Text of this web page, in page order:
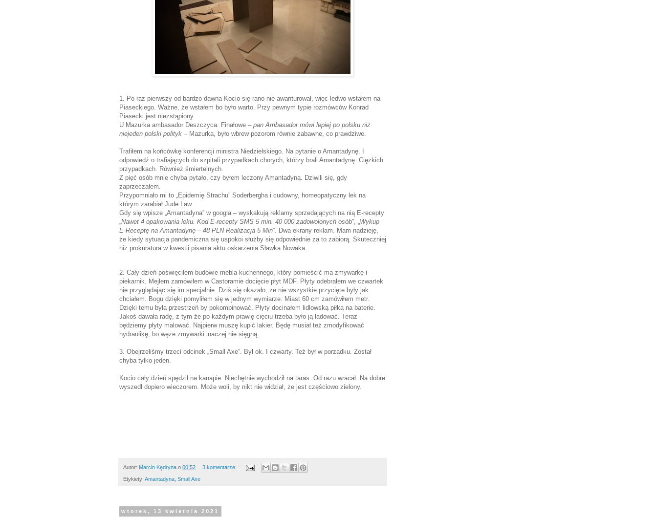
1. Po raz pierwszy od bardzo dawna Kocio się rano nie awanturował, więc ledwo wstałem na
Piaseckiego. Ważne, że wstałem bo było warto. Przy pewnym typie rozmówców Konrad
Piasecki jest niezstąpiony.
U Mazurka ambasador Deszczyca. Finałowe – pan Ambasador mówi lepiej po polsku niż
niejeden polski polityk – Mazurka, było wbrew pozorom równie zabawne, co prawdziwe.
Trafiłem na końcówkę konferencji ministra Niedzielskiego. Na pytanie o Amantadynę. I
odpowiedź o trafiających do szpitali przypadkach chorych, którzy brali Amantadynę. Ciężkich
przypadkach. Również śmiertelnych.
Z pięć osób mnie chyba pytało, czy byłem leczony Amantadyną. Dziwili się, gdy
zaprzeczałem.
Przypomniało mi to „Epidemię Strachu” Soderbergha i cudowny, homeopatyczny lek na
którym zarabiał Jude Law.
Gdy się wpisze „Amantadyna” w googla – wyskakują reklamy sprzedających na nią E-recepty
„Nawet 4 opakowania leku. Kod E-recepty SMS 5 min. 40 000 zadowolonych osób”, „Wykup
E-Receptę na Amantadynę – 48 PLN Realizacja 5 Min”. Dwa ekrany reklam. Mam nadzieję,
że kiedy sytuacja pandemiczna się uspokoi służby się odpowiednie za to zabiorą. Skuteczniej
niż prokuratura w kwestii pisania aktu oskarżenia Sławka Nowaka.
2. Cały dzień poświęciłem budowie mebla kuchennego, który pomieścić ma zmywarkę i
piekarnik. Mejlem zamówiłem w Castoramie docięcie płyt MDF. Płyty odebrałem we czwartek
nie przyglądając się im specjalnie. Dziś się okazało, że nie wszystkie przycięte były jak
chciałem. Bogu dzięki pomyliłem się w jednym wymiarze. Miast 60 cm zamówiłem metr.
Dzięki temu była przestrzeń by pokombinować. Płyty docinałem lidlowską piłką na baterie.
Jakoś dawała radę, z tym że po każdym prawię cięciu trzeba było ją ładować. Teraz
będziemy płyty malować. Najpierw muszę kupić lakier. Będę musiał też zmodyfikować
hydraulikę, bo węże zmywarki inaczej nie sięgną.
3. Obejrzeliśmy trzeci odcinek „Small Axe”. Był ok. I czwarty. Też był w porządku. Został
chyba tylko jeden.
Kocio cały dzień spędził na kanapie. Niechętnie wychodził na taras. Od razu wracał. Na dobre
wyszedł dopiero wieczorem. Może woli, by nikt nie widział, że jest częściowo zielony.
Autor: Marcin Kędryna o 00:52 3 komentarze:
Etykiety: Amantadyna Small Axe
wtorek, 13 kwietnia 2021